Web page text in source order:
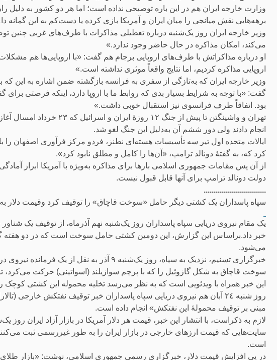
وزارت خارجه ایران هم در این باره توصیحی نداده است؛ اما هر دو کشور به دلیل
برهه‌هایی نقش میانجی را میان ایران و آمریکا بازی کرده یا دست‌کم به این گمانه
وزیر خارجه ایران روز یک‌شنبه درباره تعطیلی مذاکرات با طرف‌های غربی چنین
می‌کند، امکان مذاکره در حال حاضر وجود ندارد.»
او درباره مذاکراتش با طرف‌های اروپایی برجام هم گفت: «با اروپایی‌ها هم
اروپایی مذاکره کردیم، اما نتایج واقعاً موثری نداشته است.»
وزیر خارجه ایران که به‌تازگی از سفری به فرانسه بازگشته ضمن اشاره به این
گفت: «با توجه به شرایط بسیار بدی که روابط ما با اروپا دارد، اینکه فرصتی
بود. اتفاقاً طرف فرانسوی نیز استقبال خوبی داشت.»
تهران و واشینگتن تا پیش از
انجام دادند ولی دور ششم آن به‌دلیل این جنگ لغو شد.
کرد که، به گفتهٔ دونالد ترامپ، «آن‌ها را کامل و مطلق نابود کرد».
از آن پس مقامات جمهوری اسلامی بارها برای مذاکره به‌ویژه با آمریکا ابراز
دولت دونالد ترامپ برای آنها قابل قبول نیست.
...............................
سپاه پاسداران یک کشتی دیگر حامل «سوخت قاچاق» را توقیف کرد وقیمت دلار به ۱۱۷ هزار تومان نزدیک شد
یک مقام نیروی دریایی سپاه پاسداران روز یک‌شنبه نهم آذرماه، از توقیف یک
خبر داد.براساس این گزارش، این دومین کشتی حامل سوخت است که در دو
می‌شود.
خبرگزاری تسنیم، نزدیک به سپاه، روز یک‌شنبه ٩
سوخت قاچاق به شکل گازوئیل را که با پرچم سوازیلند (اسواتینی) حرکت می‌کرد،
این خبر همراه با ویدئویی است که به نظر می‌رسد تخلیه محموله این کشتی کوچک
روز شنبه ۲٤ آبان هم نیروی دریایی سپاه پاسداران خبر توقیف نفتکش خارجی
مبنی بر توقیف محمولۀ این نفتکش» انجام داده است.
است.